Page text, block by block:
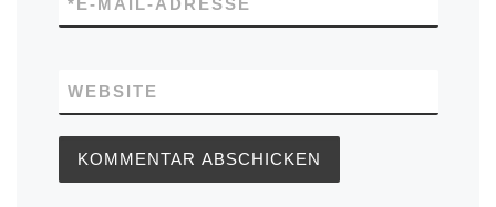
E-MAIL-ADRESSE
*
WEBSITE